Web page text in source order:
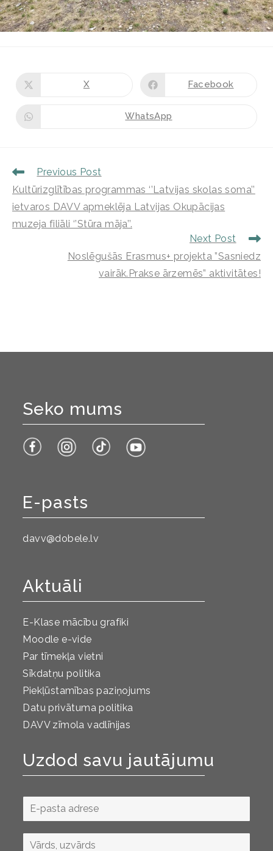
X Facebook
WhatsApp
Previous Post
Kultūrizglītības programmas ‘’Latvijas skolas soma’’
ietvaros DAVV apmeklēja Latvijas Okupācijas
muzeja filiāli ‘’Stūra māja’’.
Next Post
Noslēgušās Erasmus+ projekta ”Sasniedz
vairāk.Prakse ārzemēs” aktivitātes!
Seko mums
E-pasts
davv@dobele.lv
Aktuāli
E-Klase mācību grafiki
Moodle e-vide
Par tīmekļa vietni
Sīkdatņu politika
Piekļūstamības paziņojums
Datu privātuma politika
DAVV zīmola vadlīnijas
Uzdod savu jautājumu